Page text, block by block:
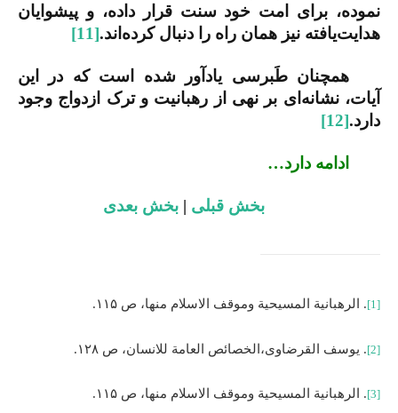
نموده، برای امت خود سنت قرار داده، و پیشوایان
هدایت‌یافته نیز همان راه را دنبال کرده‌اند.[11]
همچنان طَبرسی یادآور شده است که در این
آیات، نشانه‌ای بر نهی از رهبانیت و ترک ازدواج وجود
دارد.[12]
ادامه دارد…
بخش قبلی |بخش بعدی
[1]. الرهبانیة المسیحیة وموقف الاسلام منها، ص ۱۱۵.
[2]. یوسف القرضاوی،الخصائص العامة للانسان، ص ۱۲۸.
[3]. الرهبانیة المسیحیة وموقف الاسلام منها، ص ۱۱۵.